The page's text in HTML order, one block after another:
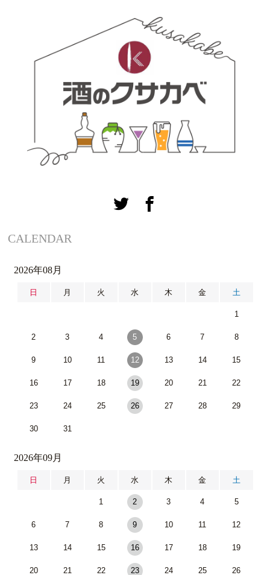
CALENDAR
2026年08月
日 月 火 水 木 金 土
1
2 3 4 5 6 7 8
9 10 11 12 13 14 15
16 17 18 19 20 21 22
23 24 25 26 27 28 29
30 31
2026年09月
日 月 火 水 木 金 土
1 2 3 4 5
6 7 8 9 10 11 12
13 14 15 16 17 18 19
20 21 22 23 24 25 26